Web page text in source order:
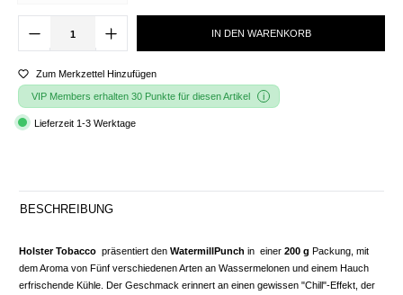
IN DEN WARENKORB
Zum Merkzettel Hinzufügen
VIP Members erhalten 30 Punkte für diesen Artikel
Lieferzeit 1-3 Werktage
BESCHREIBUNG
Holster Tobacco präsentiert den WatermillPunch in einer 200 g Packung, mit
dem Aroma von Fünf verschiedenen Arten an Wassermelonen und einem Hauch
erfrischende Kühle. Der Geschmack erinnert an einen gewissen "Chill"-Effekt, der